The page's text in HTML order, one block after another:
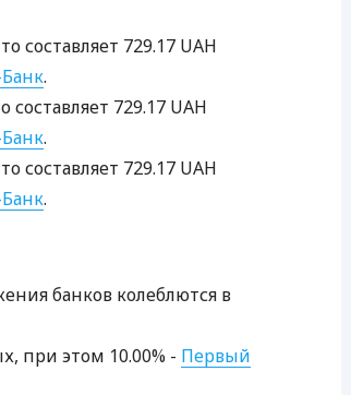
составляет 729.17 UAH
.
729.17 UAH
.
составляет 729.17 UAH
.
банков колеблются в
при этом 10.00% - Первый